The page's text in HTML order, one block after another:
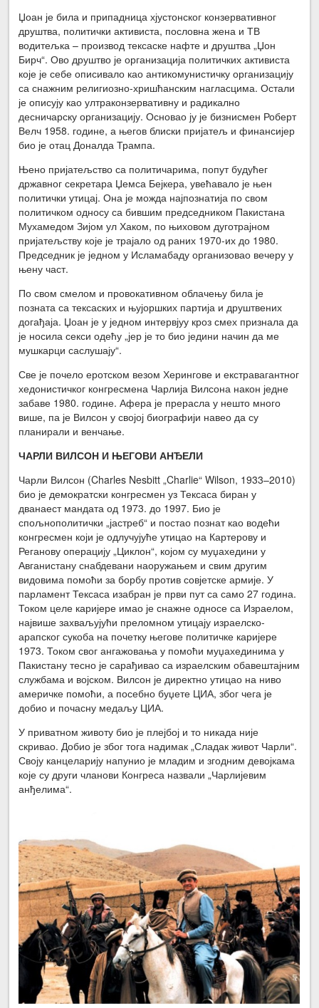
Џоан је била и припадница хјустонског конзервативног
друштва, политички активиста, пословна жена и ТВ
водитељка – производ тексаске нафте и друштва „Џон
Бирч“. Ово друштво је организација политичких активиста
које је себе описивало као антикомунистичку организацију
са снажним религиозно-хришћанским нагласцима. Остали
је описују као ултраконзервативну и радикално
десничарску организацију. Основао ју је бизнисмен Роберт
Велч 1958. године, а његов блиски пријатељ и финансијер
био је отац Доналда Трампа.
Њено пријатељство са политичарима, попут будућег
државног секретара Џемса Бејкера, увећавало је њен
политички утицај. Она је можда најпознатија по свом
политичком односу са бившим председником Пакистана
Мухамедом Зијом ул Хаком, по њиховом дуготрајном
пријатељству које је трајало од раних 1970-их до 1980.
Председник је једном у Исламабаду организовао вечеру у
њену част.
По свом смелом и провокативном облачењу била је
позната са тексаских и њујоршких партија и друштвених
догађаја. Џоан је у једном интервјуу кроз смех признала да
је носила секси одећу „јер је то био једини начин да ме
мушкарци саслушају“.
Све је почело еротском везом Херингове и екстравагантног
хедонистичког конгресмена Чарлија Вилсона након једне
забаве 1980. године. Афера је прерасла у нешто много
више, па је Вилсон у својој биографији навео да су
планирали и венчање.
ЧАРЛИ ВИЛСОН И ЊЕГОВИ АНЂЕЛИ
Чарли Вилсон (Charles Nesbitt „Charlie“ Wilson, 1933–2010)
био је демократски конгресмен уз Тексаса биран у
дванаест мандата од 1973. до 1997. Био је
спољнополитички „јастреб“ и постао познат као водећи
конгресмен који је одлучујуће утицао на Картерову и
Реганову операцију „Циклон“, којом су муџахедини у
Авганистану снабдевани наоружањем и свим другим
видовима помоћи за борбу против совјетске армије. У
парламент Тексаса изабран је први пут са само 27 година.
Током целе каријере имао је снажне односе са Израелом,
највише захваљујући преломном утицају израелско-
арапског сукоба на почетку његове политичке каријере
1973. Током свог ангажовања у помоћи муџахединима у
Пакистану тесно је сарађивао са израелским обавештајним
службама и војском. Вилсон је директно утицао на ниво
америчке помоћи, а посебно буџете ЦИА, због чега је
добио и почасну медаљу ЦИА.
У приватном животу био је плејбој и то никада није
скривао. Добио је због тога надимак „Сладак живот Чарли“.
Своју канцеларију напунио је младим и згодним девојкама
које су други чланови Конгреса назвали „Чарлијевим
анђелима“.